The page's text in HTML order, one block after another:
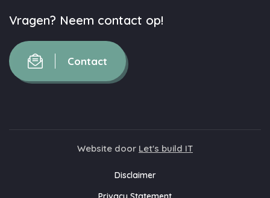
Vragen? Neem contact op!
Contact
Website door Let's build IT
Disclaimer